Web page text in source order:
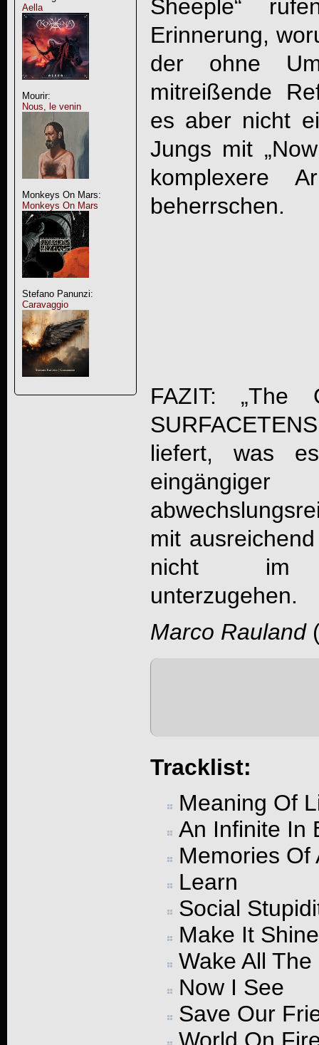
Aella
Mourir:
Nous, le venin
Monkeys On Mars:
Monkeys On Mars
Stefano Panunzi:
Caravaggio
Sheeple“
Erinnerung,
der ohne
mitreißende
es aber nicht
Jungs mit
komplexere
beherrschen.
FAZIT: „The
liefert, was
mit
nicht im
unterzugehen.
Marco Rauland
Tracklist:
Meaning Of
An Infinite In
Memories Of
Learn
Social
Make It Shine
Wake All
Now I See
Save Our